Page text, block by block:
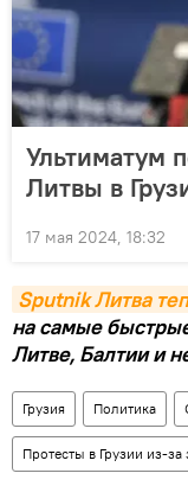
Ультиматум
Литвы в
17 мая 2024, 18:32
Sputnik Литва
на самые
Литве, Балтии и
Грузия Политика
Протесты в Грузии из-за